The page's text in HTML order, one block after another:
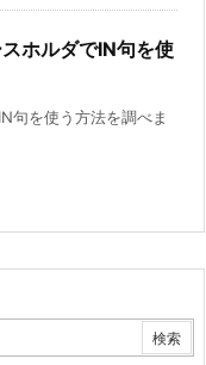
ホルダでIN句を使
を使う方法を調べま